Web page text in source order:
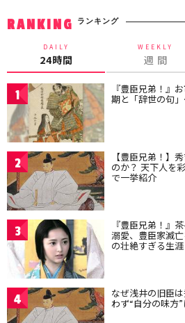
RANKING ランキング
DAILY
24時間
WEEKLY
週 間
1 『豊臣兄弟！』
期と「辞世の句
2 【豊臣兄弟！】
のか？ 天下人を
で一挙紹介
3 『豊臣兄弟！』
溺愛、豊臣家滅
の壮絶すぎる生涯
4 なぜ浅井の旧臣
わず“自分の味方